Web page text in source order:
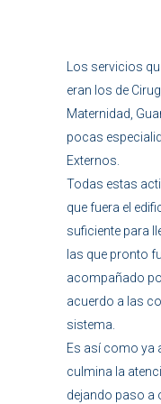
Los servicios
eran los de
Maternidad,
pocas
Externos.
Todas estas
que fuera el
suficiente para
las que pronto
acompañado
acuerdo a las
sistema.
Es así como ya
culmina la
dejando paso a